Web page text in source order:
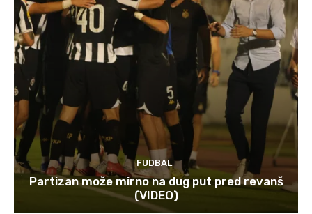
FUDBAL
Partizan može mirno na dug put pred revanš
(VIDEO)